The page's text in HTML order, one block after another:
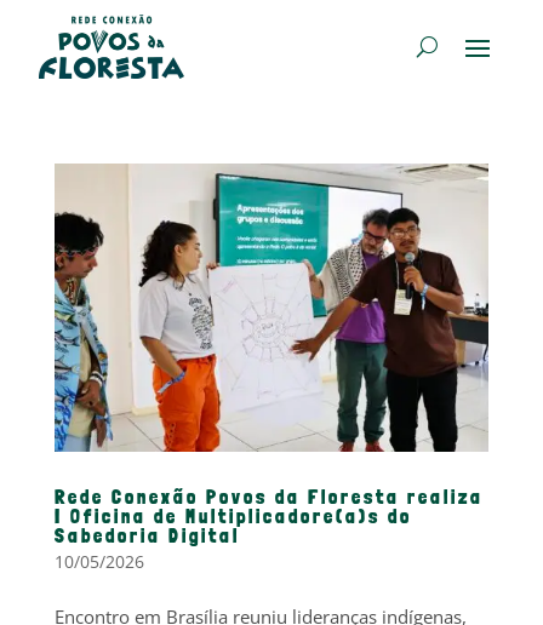
Rede Conexão Povos da Floresta realiza
I Oficina de Multiplicadore(a)s do
Sabedoria Digital
10/05/2026
Encontro em Brasília reuniu lideranças indígenas,